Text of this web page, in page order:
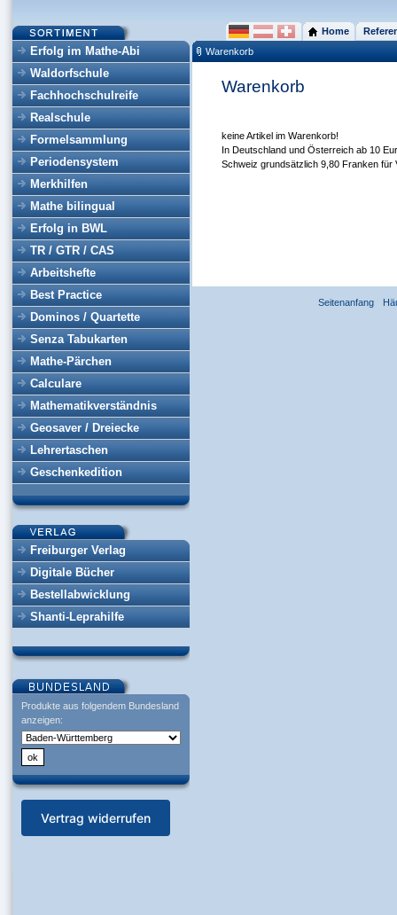
Erfolg im Mathe-Abi
Waldorfschule
Fachhochschulreife
Realschule
Formelsammlung
Periodensystem
Merkhilfen
Mathe bilingual
Erfolg in BWL
TR / GTR / CAS
Arbeitshefte
Best Practice
Dominos / Quartette
Senza Tabukarten
Mathe-Pärchen
Calculare
Mathematikverständnis
Geosaver / Dreiecke
Lehrertaschen
Geschenkedition
Freiburger Verlag
Digitale Bücher
Bestellabwicklung
Shanti-Leprahilfe
Produkte aus folgendem Bundesland
anzeigen:
Vertrag widerrufen
Home
Warenkorb
Warenkorb
keine Artikel im Warenkorb!
In Deutschland und Österreich ab 10
Schweiz grundsätzlich 9,80 Franken für
Seitenanfang